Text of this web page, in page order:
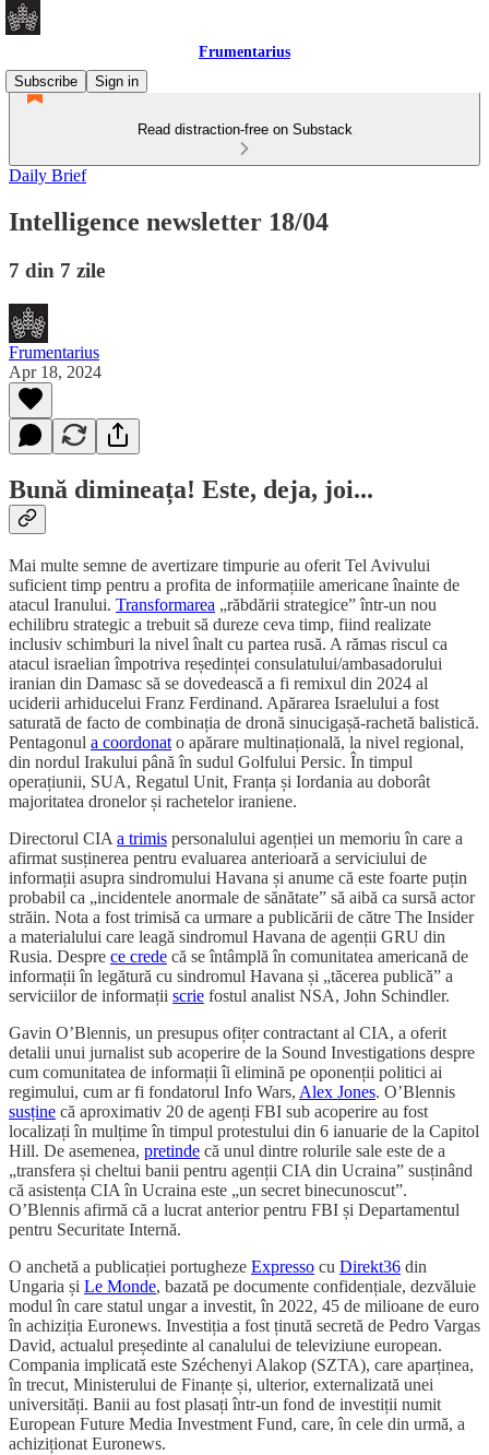
Frumentarius
Subscribe
Sign in
Read distraction-free on Substack
Daily Brief
Intelligence newsletter 18/04
7 din 7 zile
Frumentarius
Apr 18, 2024
Bună dimineața! Este, deja, joi...
Mai multe semne de avertizare timpurie au oferit Tel Avivului
suficient timp pentru a profita de informațiile americane înainte de
atacul Iranului. Transformarea „răbdării strategice” într-un nou
echilibru strategic a trebuit să dureze ceva timp, fiind realizate
inclusiv schimburi la nivel înalt cu partea rusă. A rămas riscul ca
atacul israelian împotriva reședinței consulatului/ambasadorului
iranian din Damasc să se dovedească a fi remixul din 2024 al
uciderii arhiducelui Franz Ferdinand. Apărarea Israelului a fost
saturată de facto de combinația de dronă sinucigașă-rachetă balistică.
Pentagonul a coordonat o apărare multinațională, la nivel regional,
din nordul Irakului până în sudul Golfului Persic. În timpul
operațiunii, SUA, Regatul Unit, Franța și Iordania au doborât
majoritatea dronelor și rachetelor iraniene.
Directorul CIA a trimis personalului agenției un memoriu în care a
afirmat susținerea pentru evaluarea anterioară a serviciului de
informații asupra sindromului Havana și anume că este foarte puțin
probabil ca „incidentele anormale de sănătate” să aibă ca sursă actor
străin. Nota a fost trimisă ca urmare a publicării de către The Insider
a materialului care leagă sindromul Havana de agenții GRU din
Rusia. Despre ce crede că se întâmplă în comunitatea americană de
informații în legătură cu sindromul Havana și „tăcerea publică” a
serviciilor de informații scrie fostul analist NSA, John Schindler.
Gavin O’Blennis, un presupus ofițer contractant al CIA, a oferit
detalii unui jurnalist sub acoperire de la Sound Investigations despre
cum comunitatea de informații îi elimină pe oponenții politici ai
regimului, cum ar fi fondatorul Info Wars, Alex Jones. O’Blennis
susține că aproximativ 20 de agenți FBI sub acoperire au fost
localizați în mulțime în timpul protestului din 6 ianuarie de la Capitol
Hill. De asemenea, pretinde că unul dintre rolurile sale este de a
„transfera și cheltui banii pentru agenții CIA din Ucraina” susținând
că asistența CIA în Ucraina este „un secret binecunoscut”.
O’Blennis afirmă că a lucrat anterior pentru FBI și Departamentul
pentru Securitate Internă.
O anchetă a publicației portugheze Expresso cu Direkt36 din
Ungaria și Le Monde, bazată pe documente confidențiale, dezvăluie
modul în care statul ungar a investit, în 2022, 45 de milioane de euro
în achiziția Euronews. Investiția a fost ținută secretă de Pedro Vargas
David, actualul președinte al canalului de televiziune european.
Compania implicată este Széchenyi Alakop (SZTA), care aparținea,
în trecut, Ministerului de Finanțe și, ulterior, externalizată unei
universități. Banii au fost plasați într-un fond de investiții numit
European Future Media Investment Fund, care, în cele din urmă, a
achiziționat Euronews.